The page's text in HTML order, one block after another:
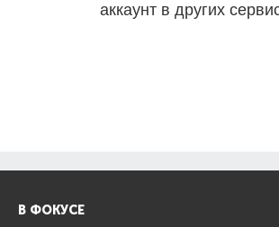
аккаунт в других
В ФОКУСЕ